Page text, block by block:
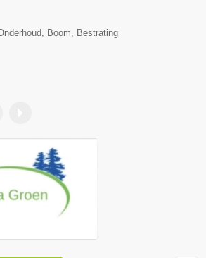
Boom, Bestrating